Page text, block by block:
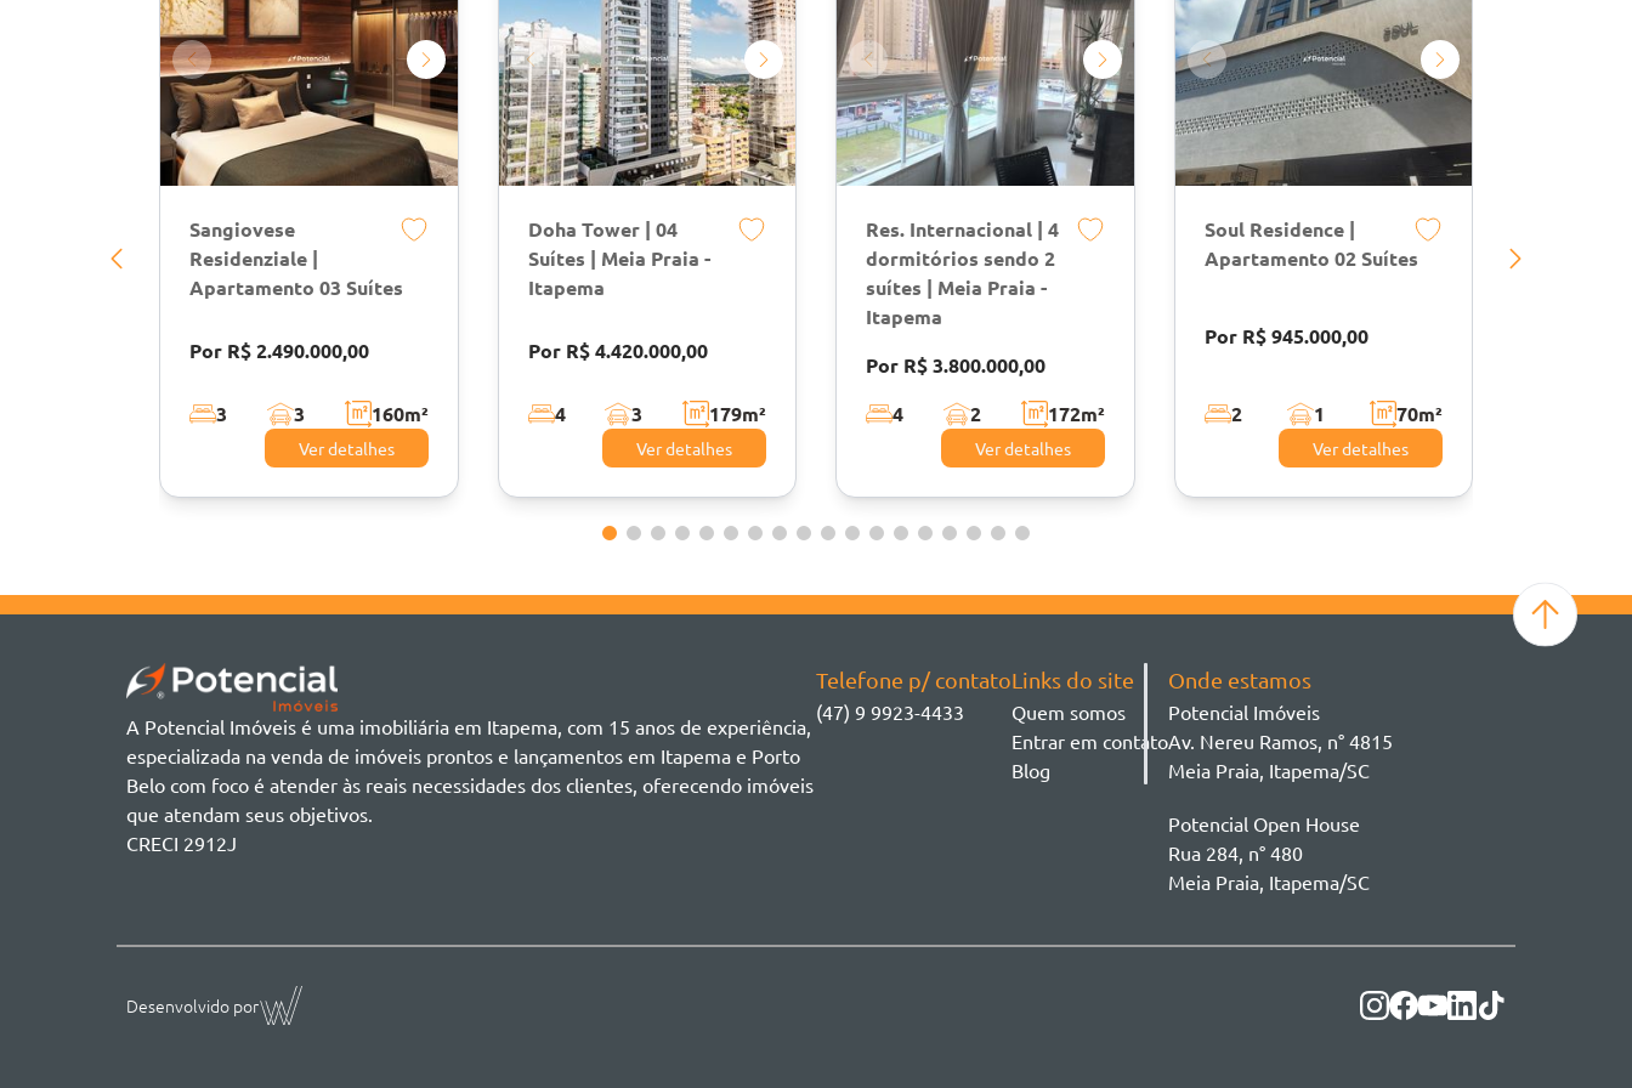
Sangiovese
Residenziale |
Apartamento 03 Suítes
Por R$ 2.490.000,00
3 3 160m²
Ver detalhes
Doha Tower | 04
Suítes | Meia Praia -
Itapema
Por R$ 4.420.000,00
4 3 179m²
Ver detalhes
Res. Internacional | 4
dormitórios sendo 2
suítes | Meia Praia -
Itapema
Por R$ 3.800.000,00
4
2 172m²
Ver detalhes
Soul Residence |
Apartamento 02 Suítes
Por R$ 945.000,00
2 1 70m²
Ver detalhes
A Potencial Imóveis é uma imobiliária em Itapema, com 15 anos de experiência,
especializada na venda de imóveis prontos e lançamentos em Itapema e Porto
Belo com foco é atender às reais necessidades dos clientes, oferecendo imóveis
que atendam seus objetivos.
CRECI 2912J
Telefone p/ contato
(47) 9 9923-4433
Links do site
Quem somos
Entrar em contato
Blog
Onde estamos
Potencial Imóveis
Av. Nereu Ramos, n° 4815
Meia Praia, Itapema/SC
Potencial Open House
Rua 284, n° 480
Meia Praia, Itapema/SC
Desenvolvido por